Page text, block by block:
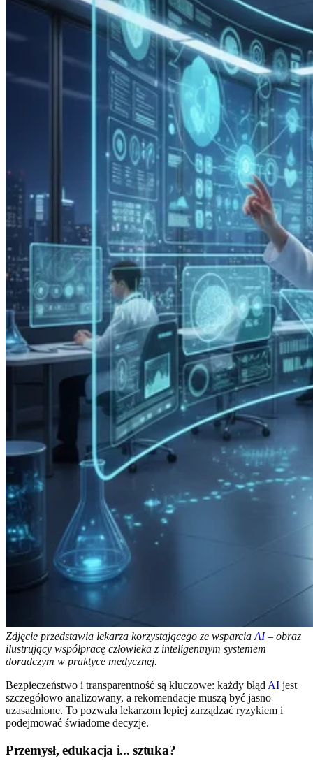
Zdjęcie przedstawia lekarza korzystającego ze wsparcia AI– obraz
ilustrujący współpracę człowieka z inteligentnym systemem
doradczym w praktyce medycznej.
Bezpieczeństwo i transparentność są kluczowe: każdy błąd AI jest
szczegółowo analizowany, a rekomendacje muszą być jasno
uzasadnione. To pozwala lekarzom lepiej zarządzać ryzykiem i
podejmować świadome decyzje.
Przemysł, edukacja i... sztuka?